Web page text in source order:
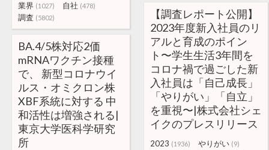
業界 (1027) 自社 (478)
調査 (5802)
【調査レポート公開】
2023年度新⼊社員のリ
アルと育成のポイン
ト〜学生生活3年間を
コロナ禍で過ごした新
入社員は「自己成長」
「やりがい」「自立」
を重視〜|株式会社シェ
イクのプレスリリース
2023 (1936) やりがい (9)
BA.4/5株対応2価
mRNAワクチン接種
で、 新型コロナウイ
ルス・オミクロン株
XBF系統に対する 中
和活性は増強される|
東京大学医科学研究
所